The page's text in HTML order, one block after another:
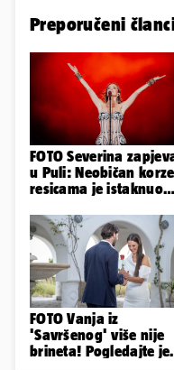
Preporučeni
FOTO Severina
u Puli: Neobičan
resicama je istaknuo
FOTO Vanja iz
'Savršenog' više nije
brineta! Pogledajte je